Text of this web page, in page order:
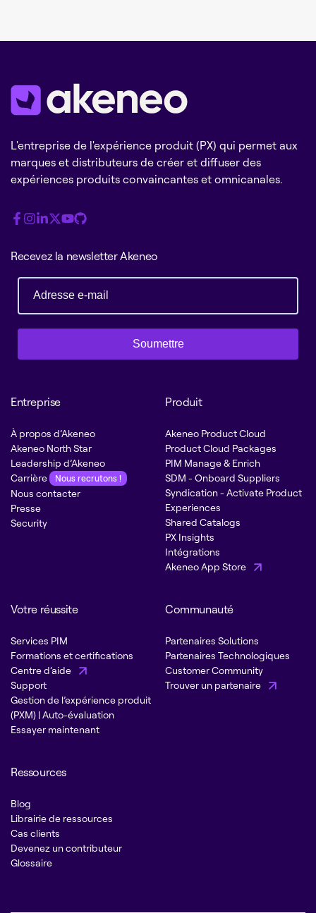
L'entreprise de l'expérience produit (PX) qui permet aux
marques et distributeurs de créer et diffuser des
expériences produits convaincantes et omnicanales.
Recevez la newsletter Akeneo
Soumettre
Entreprise
À propos d’Akeneo
Akeneo North Star
Leadership d’Akeneo
Carrière
Nous recrutons !
Nous contacter
Presse
Security
Produit
Akeneo Product Cloud
Product Cloud Packages
PIM Manage & Enrich
SDM - Onboard Suppliers
Syndication - Activate Product
Experiences
Shared Catalogs
PX Insights
Intégrations
Akeneo App Store
Votre réussite
Services PIM
Formations et certifications
Centre d’aide
Support
Gestion de l’expérience produit
(PXM) | Auto-évaluation
Essayer maintenant
Communauté
Partenaires Solutions
Partenaires Technologiques
Customer Community
Trouver un partenaire
Ressources
Blog
Librairie de ressources
Cas clients
Devenez un contributeur
Glossaire